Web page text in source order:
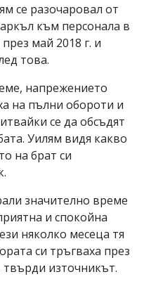
се разочаровал от
към персонала в
май 2018 г. и
това.
напрежението
на пълни обороти и
се да обсъдят
Уилям видя какво
на брат си
значително време
и спокойна
няколко месеца тя
си тръгваха през
източникът.